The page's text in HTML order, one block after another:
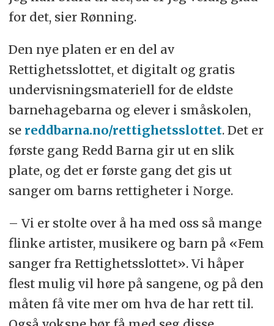
for det, sier Rønning.
Den nye platen er en del av
Rettighetsslottet, et digitalt og gratis
undervisningsmateriell for de eldste
barnehagebarna og elever i småskolen,
se reddbarna.no/rettighetsslottet. Det er
første gang Redd Barna gir ut en slik
plate, og det er første gang det gis ut
sanger om barns rettigheter i Norge.
– Vi er stolte over å ha med oss så mange
flinke artister, musikere og barn på «Fem
sanger fra Rettighetsslottet». Vi håper
flest mulig vil høre på sangene, og på den
måten få vite mer om hva de har rett til.